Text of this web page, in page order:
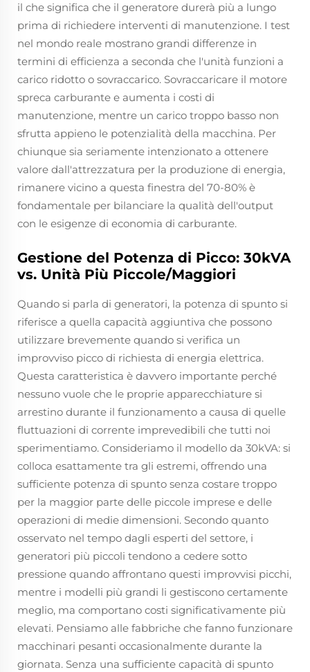
il che significa che il generatore durerà più a lungo
prima di richiedere interventi di manutenzione. I test
nel mondo reale mostrano grandi differenze in
termini di efficienza a seconda che l'unità funzioni a
carico ridotto o sovraccarico. Sovraccaricare il motore
spreca carburante e aumenta i costi di
manutenzione, mentre un carico troppo basso non
sfrutta appieno le potenzialità della macchina. Per
chiunque sia seriamente intenzionato a ottenere
valore dall'attrezzatura per la produzione di energia,
rimanere vicino a questa finestra del 70-80% è
fondamentale per bilanciare la qualità dell'output
con le esigenze di economia di carburante.
Gestione del Potenza di Picco: 30kVA
vs. Unità Più Piccole/Maggiori
Quando si parla di generatori, la potenza di spunto si
riferisce a quella capacità aggiuntiva che possono
utilizzare brevemente quando si verifica un
improvviso picco di richiesta di energia elettrica.
Questa caratteristica è davvero importante perché
nessuno vuole che le proprie apparecchiature si
arrestino durante il funzionamento a causa di quelle
fluttuazioni di corrente imprevedibili che tutti noi
sperimentiamo. Consideriamo il modello da 30kVA: si
colloca esattamente tra gli estremi, offrendo una
sufficiente potenza di spunto senza costare troppo
per la maggior parte delle piccole imprese e delle
operazioni di medie dimensioni. Secondo quanto
osservato nel tempo dagli esperti del settore, i
generatori più piccoli tendono a cedere sotto
pressione quando affrontano questi improvvisi picchi,
mentre i modelli più grandi li gestiscono certamente
meglio, ma comportano costi significativamente più
elevati. Pensiamo alle fabbriche che fanno funzionare
macchinari pesanti occasionalmente durante la
giornata. Senza una sufficiente capacità di spunto